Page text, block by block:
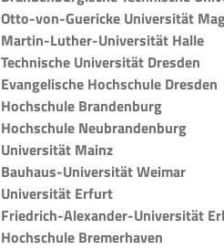
Otto-von-Guericke Universität
Martin-Luther-Universität Halle
Technische Universität Dresden
Evangelische Hochschule Dresden
Hochschule Brandenburg
Hochschule Neubrandenburg
Universität Mainz
Bauhaus-Universität Weimar
Universität Erfurt
Friedrich-Alexander-Universität
Hochschule Bremerhaven